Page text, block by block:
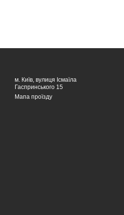
м. Київ, вулиця Ісмаїла
Гаспринського 15
Мапа проїзду